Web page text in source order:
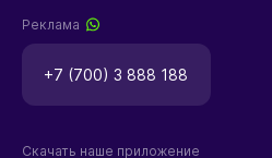
Реклама
+7 (700) 3 888 188
Скачать наше приложение